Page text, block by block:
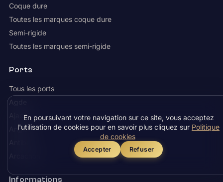
En poursuivant votre navigation sur ce site, vous acceptez
l'utilisation de cookies pour en savoir plus cliquez sur Politique
de cookies
Accepter Refuser
Coque dure
Toutes les marques coque dure
Semi-rigide
Toutes les marques semi-rigide
Ports
Tous les ports
Agde
Ajaccio
Anglet
Informations